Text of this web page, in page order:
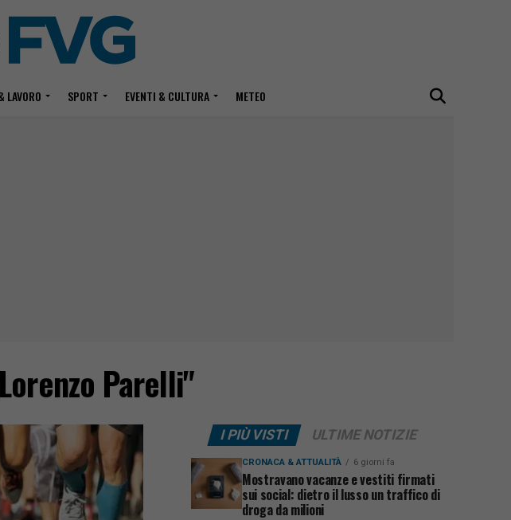
LAVORO SPORT EVENTI & CULTURA METEO
Parelli"
I PIÙ VISTI ULTIME NOTIZIE
CRONACA & ATTUALITÀ 6 giorni fa
Mostravano vacanze e vestiti firmati
sui social: dietro il lusso un traffico di
droga da milioni